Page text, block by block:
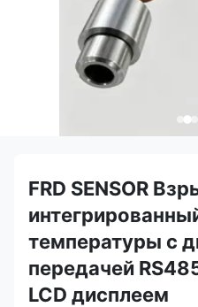
FRD SENSOR
температуры с
передачей
LCD дисплеем